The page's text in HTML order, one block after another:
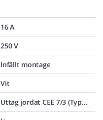
16 A
250 V
Infällt montage
Vit
Uttag jordat CEE 7/3 (Typ F)